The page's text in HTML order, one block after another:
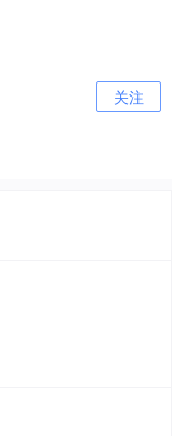
关注